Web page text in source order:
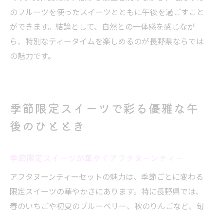
ット
思わず撮りたくなるカフェラウンジの魅力
コスパ重視で選ぶ長野県アフタヌーンティー
コスパ抜群のアフタヌーンティーセット
お得に味わう長野市のアフタヌーンティー
コスパと満足度で選ぶアフタヌーンティー
自分らしい午後を叶えるおすすめの楽しみ方
アフタヌーンティーで叶える特別な午後
自分好みのアフタヌーンティーの選び方
のフルーツを使ったスイーツとともに午後を過ごすこと
ができます。結論として、自然との一体感を感じなが
ら、特別なティータイムを楽しめるのが長野県ならでは
の魅力です。
季節限定スイーツで彩る優雅な午
後のひととき
アフタヌーンティーセットの魅力は、季節ごとに変わる
限定スイーツの華やかさにあります。特に長野県では、
春のいちごや初夏のブルーベリー、秋のりんごなど、旬